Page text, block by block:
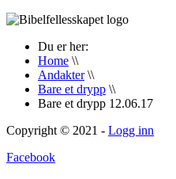
Du er her:
Home \\
Andakter \\
Bare et drypp \\
Bare et drypp 12.06.17
Copyright © 2021 - Logg inn
Facebook